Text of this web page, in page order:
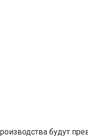
будут